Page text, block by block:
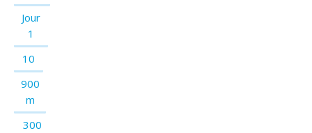
Jour
1
10
900
m
300